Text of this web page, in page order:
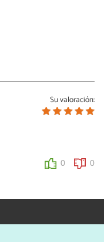
Su valoración:
0 0